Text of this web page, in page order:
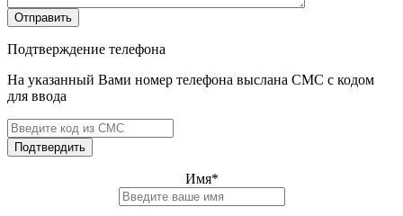
Отправить
Подтверждение телефона
На указанный Вами номер телефона выслана СМС с кодом
для ввода
Подтвердить
Имя*